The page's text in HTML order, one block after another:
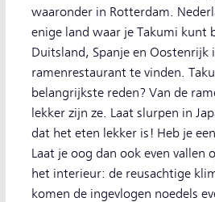
waaronder in Rotterdam.
enige land waar je Takumi kunt
Duitsland, Spanje en Oostenrijk
ramenrestaurant te vinden.
belangrijkste reden? Van de
lekker zijn ze. Laat slurpen in
dat het eten lekker is! Heb je
Laat je oog dan ook even vallen
het interieur: de reusachtige
komen de ingevlogen noedels